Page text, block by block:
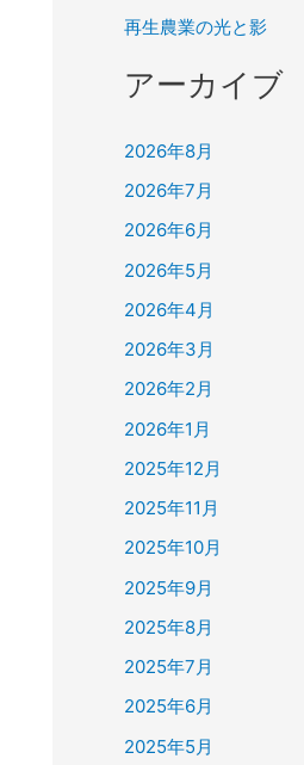
再生農業の光と影
アーカイブ
2026年8月
2026年7月
2026年6月
2026年5月
2026年4月
2026年3月
2026年2月
2026年1月
2025年12月
2025年11月
2025年10月
2025年9月
2025年8月
2025年7月
2025年6月
2025年5月